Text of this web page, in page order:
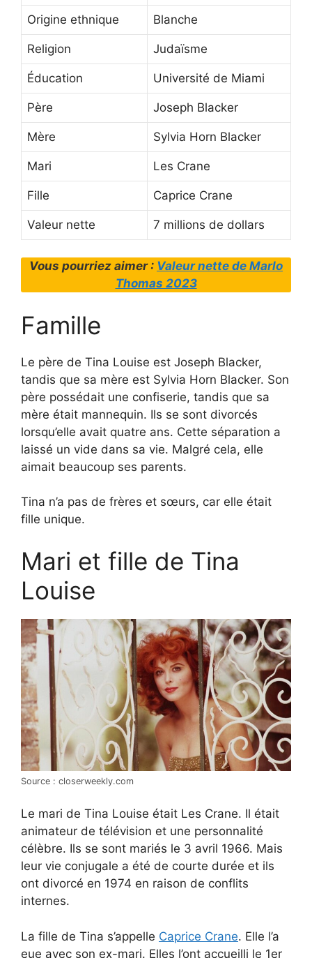
Origine ethnique Blanche
Religion Judaïsme
Éducation Université de Miami
Père Joseph Blacker
Mère Sylvia Horn Blacker
Mari Les Crane
Fille Caprice Crane
Valeur nette 7 millions de dollars
Vous pourriez aimer : Valeur nette de Marlo
Thomas 2023
Famille
Le père de Tina Louise est Joseph Blacker,
tandis que sa mère est Sylvia Horn Blacker. Son
père possédait une confiserie, tandis que sa
mère était mannequin. Ils se sont divorcés
lorsqu’elle avait quatre ans. Cette séparation a
laissé un vide dans sa vie. Malgré cela, elle
aimait beaucoup ses parents.
Tina n’a pas de frères et sœurs, car elle était
fille unique.
Mari et fille de Tina
Louise
Source : closerweekly.com
Le mari de Tina Louise était Les Crane. Il était
animateur de télévision et une personnalité
célèbre. Ils se sont mariés le 3 avril 1966. Mais
leur vie conjugale a été de courte durée et ils
ont divorcé en 1974 en raison de conflits
internes.
La fille de Tina s’appelle Caprice Crane. Elle l’a
eue avec son ex-mari. Elles l’ont accueilli le 1er